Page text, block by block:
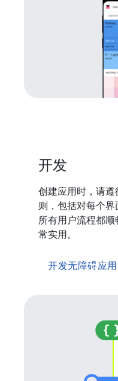
开发
创建应用时，请
则，包括对每个
所有用户流程都
常实用。
开发无障碍应用